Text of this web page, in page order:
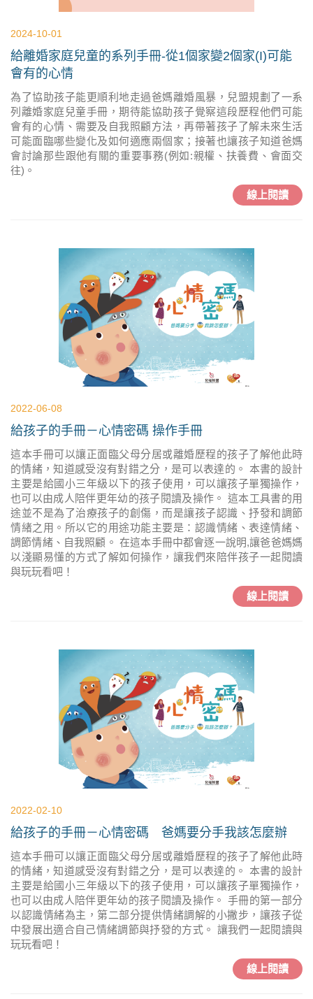
2024-10-01
給離婚家庭兒童的系列手冊-從1個家變2個家(I)可能
會有的心情
為了協助孩子能更順利地走過爸媽離婚風暴，兒盟規劃了一系
列離婚家庭兒童手冊，期待能協助孩子覺察這段歷程他們可能
會有的心情、需要及自我照顧方法，再帶著孩子了解未來生活
可能面臨哪些變化及如何適應兩個家；接著也讓孩子知道爸媽
會討論那些跟他有關的重要事務(例如:親權、扶養費、會面交
往)。
線上閱讀
2022-06-08
給孩子的手冊－心情密碼 操作手冊
這本手冊可以讓正面臨父母分居或離婚歷程的孩子了解他此時
的情緒，知道感受沒有對錯之分，是可以表達的。 本書的設計
主要是給國小三年級以下的孩子使用，可以讓孩子單獨操作，
也可以由成人陪伴更年幼的孩子閱讀及操作。 這本工具書的用
途並不是為了治療孩子的創傷，而是讓孩子認識、抒發和調節
情緖之用。所以它的用途功能主要是：認識情緒、表達情緒、
調節情緒、自我照顧。 在這本手冊中都會逐一說明,讓爸爸媽媽
以淺顯易懂的方式了解如何操作，讓我們來陪伴孩子一起閱讀
與玩玩看吧！
線上閱讀
2022-02-10
給孩子的手冊－心情密碼 爸媽要分手我該怎麼辦
這本手冊可以讓正面臨父母分居或離婚歷程的孩子了解他此時
的情緒，知道感受沒有對錯之分，是可以表達的。 本書的設計
主要是給國小三年級以下的孩子使用，可以讓孩子單獨操作，
也可以由成人陪伴更年幼的孩子閱讀及操作。 手冊的第一部分
以認識情緒為主，第二部分提供情緒調解的小撇步，讓孩子從
中發展出適合自己情緒調節與抒發的方式。 讓我們一起閱讀與
玩玩看吧！
線上閱讀